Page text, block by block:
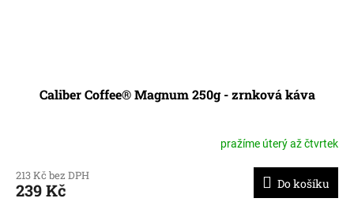
Caliber Coffee® Magnum 250g - zrnková káva
pražíme úterý až čtvrtek
213 Kč bez DPH
239 Kč Do košíku